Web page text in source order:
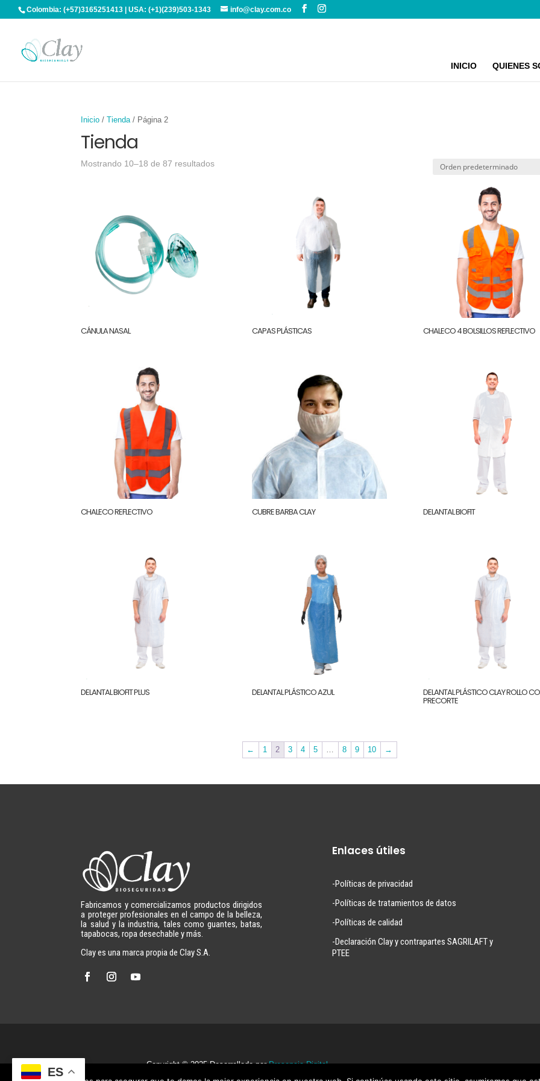
Colombia: (+57)3165251413 | USA: (+1)(239)503-1343 info@clay.com.co
INICIO QUIENES
Inicio /Tienda/ Página 2
Tienda
Mostrando 10–18 de 87 resultados
CÁNULA NASAL CAPAS PLÁSTICAS CHALECO 4 BOLSILLOS REFLECTIVO
CHALECO REFLECTIVO CUBRE BARBA CLAY DELANTAL BIOFIT
DELANTAL BIOFIT PLUS DELANTAL PLÁSTICO AZUL DELANTAL PLÁSTICO CLAY ROLLO
PRECORTE
← 1 2 3 4 5 … 8 9 10 →
Fabricamos y comercializamos productos dirigidos
a proteger profesionales en el campo de la belleza,
la salud y la industria, tales como guantes, batas,
tapabocas, ropa desechable y más.
Clay es una marca propia de Clay S.A.
Enlaces útiles
-Políticas de privacidad
-Políticas de tratamientos de datos
-Políticas de calidad
-Declaración Clay y contrapartes SAGRILAFT y
PTEE
Copyright © 2025 Desarrollado porPresencia Digital
ES